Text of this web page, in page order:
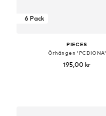
6 Pack
PIECES
Örhängen 'PCDIONA'
195,00 kr